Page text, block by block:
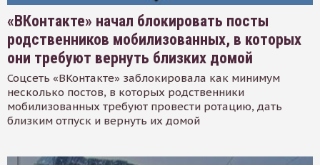
«ВКонтакте» начал блокировать посты
родственников мобилизованных, в которых
они требуют вернуть близких домой
Соцсеть «ВКонтакте» заблокировала как минимум
несколько постов, в которых родственники
мобилизованных требуют провести ротацию, дать
близким отпуск и вернуть их домой